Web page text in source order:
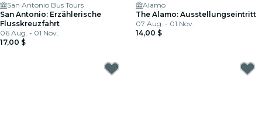
San Antonio Bus Tours
San Antonio: Erzählerische
Flusskreuzfahrt
06 Aug. - 01 Nov.
17,00 $
Alamo
The Alamo: Ausstellungseintritt
07 Aug. - 01 Nov.
14,00 $